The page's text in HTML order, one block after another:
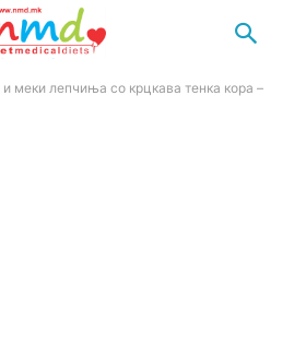
и меки лепчиња со крцкава тенка кора –